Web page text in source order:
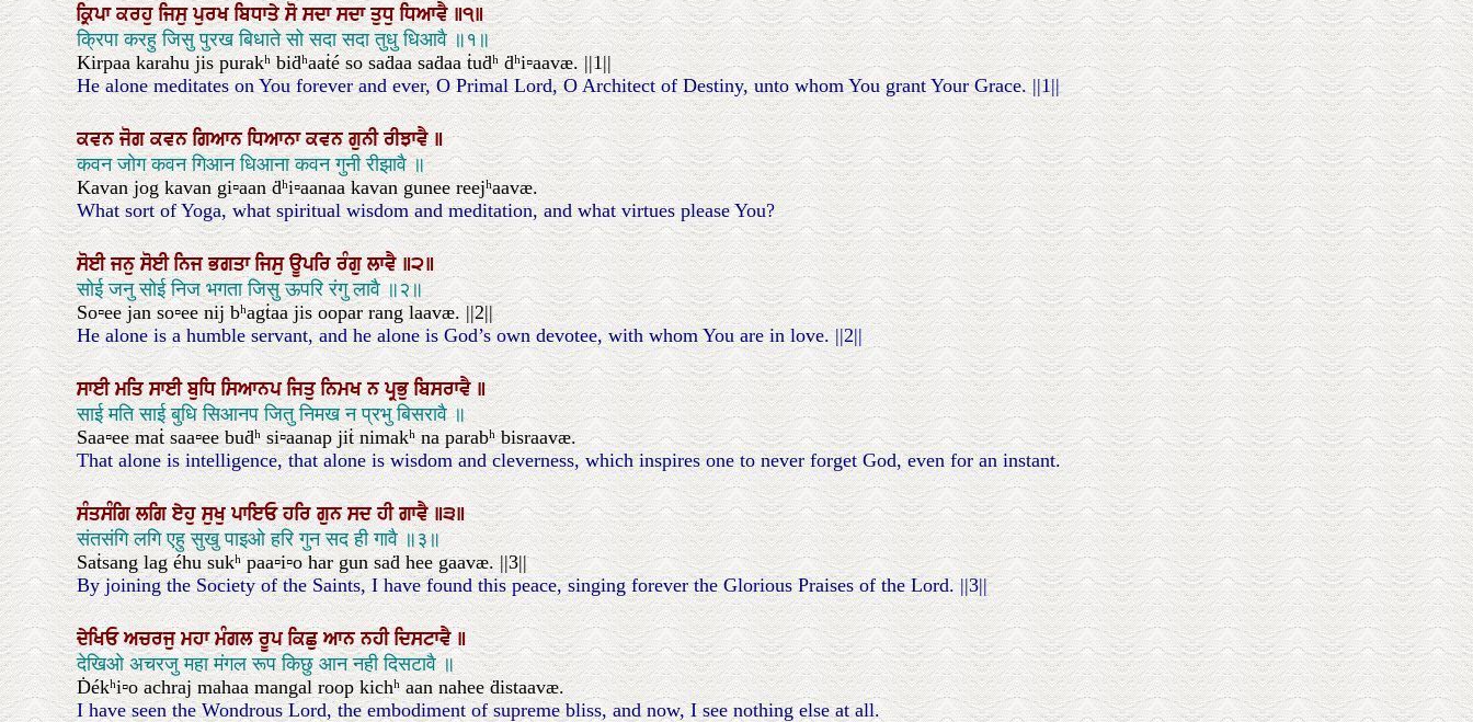
ਕ੍ਰਿਪਾਕਰਹੁਜਿਸੁਪੁਰਖਬਿਧਾਤੇਸੋਸਦਾਸਦਾਤੁਧੁਧਿਆਵੈ॥੧॥
क्रिपा करहु जिसु पुरख बिधाते सो सदा सदा तुधु धिआवै ॥१॥
Kirpaa karahu jis purakʰ biḋʰaaṫé so saḋaa saḋaa ṫuḋʰ ḋʰi▫aavæ. ||1||
He alone meditates on You forever and ever, O Primal Lord, O Architect of Destiny, unto whom You grant Your Grace. ||1||
ਕਵਨਜੋਗਕਵਨਗਿਆਨਧਿਆਨਾਕਵਨਗੁਨੀਰੀਝਾਵੈ॥
कवन जोग कवन गिआन धिआना कवन गुनी रीझावै ॥
Kavan jog kavan gi▫aan ḋʰi▫aanaa kavan gunee reejʰaavæ.
What sort of Yoga, what spiritual wisdom and meditation, and what virtues please You?
ਸੋਈਜਨੁਸੋਈਨਿਜਭਗਤਾਜਿਸੁਊਪਰਿਰੰਗੁਲਾਵੈ॥੨॥
सोई जनु सोई निज भगता जिसु ऊपरि रंगु लावै ॥२॥
So▫ee jan so▫ee nij bʰagṫaa jis oopar rang laavæ. ||2||
He alone is a humble servant, and he alone is God’s own devotee, with whom You are in love. ||2||
ਸਾਈਮਤਿਸਾਈਬੁਧਿਸਿਆਨਪਜਿਤੁਨਿਮਖਨਪ੍ਰਭੁਬਿਸਰਾਵੈ॥
साई मति साई बुधि सिआनप जितु निमख न प्रभु बिसरावै ॥
Saa▫ee maṫ saa▫ee buḋʰ si▫aanap jiṫ nimakʰ na parabʰ bisraavæ.
That alone is intelligence, that alone is wisdom and cleverness, which inspires one to never forget God, even for an instant.
ਸੰਤਸੰਗਿਲਗਿਏਹੁਸੁਖੁਪਾਇਓਹਰਿਗੁਨਸਦਹੀਗਾਵੈ॥੩॥
संतसंगि लगि एहु सुखु पाइओ हरि गुन सद ही गावै ॥३॥
Saṫsang lag éhu sukʰ paa▫i▫o har gun saḋ hee gaavæ. ||3||
By joining the Society of the Saints, I have found this peace, singing forever the Glorious Praises of the Lord. ||3||
ਦੇਖਿਓਅਚਰਜੁਮਹਾਮੰਗਲਰੂਪਕਿਛੁਆਨਨਹੀਦਿਸਟਾਵੈ॥
देखिओ अचरजु महा मंगल रूप किछु आन नही दिसटावै ॥
Ḋékʰi▫o achraj mahaa mangal roop kichʰ aan nahee ḋistaavæ.
I have seen the Wondrous Lord, the embodiment of supreme bliss, and now, I see nothing else at all.